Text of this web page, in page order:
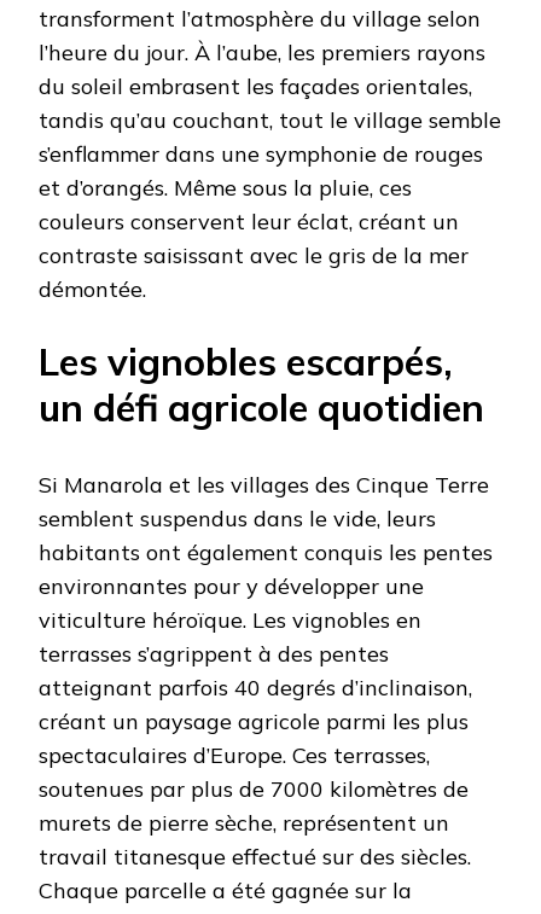
transforment l’atmosphère du village selon
l’heure du jour. À l’aube, les premiers rayons
du soleil embrasent les façades orientales,
tandis qu’au couchant, tout le village semble
s’enflammer dans une symphonie de rouges
et d’orangés. Même sous la pluie, ces
couleurs conservent leur éclat, créant un
contraste saisissant avec le gris de la mer
démontée.
Les vignobles escarpés,
un défi agricole quotidien
Si Manarola et les villages des Cinque Terre
semblent suspendus dans le vide, leurs
habitants ont également conquis les pentes
environnantes pour y développer une
viticulture héroïque. Les vignobles en
terrasses s’agrippent à des pentes
atteignant parfois 40 degrés d’inclinaison,
créant un paysage agricole parmi les plus
spectaculaires d’Europe. Ces terrasses,
soutenues par plus de 7000 kilomètres de
murets de pierre sèche, représentent un
travail titanesque effectué sur des siècles.
Chaque parcelle a été gagnée sur la